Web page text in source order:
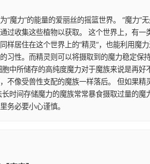
“魔力”的能量的爱丽丝的摇篮世界。 “魔力
过收集这些植物以获取。 这个世界上，有
样居住在这个世界上的“精灵”，也能利用
习性。而精灵则可以将摄取到的魔力稳定
中所储存的高纯度魔力对于魔族来说是再
不像受兽性支配的魔族一样落后。 但如果
时间存储魔力的魔族常常暴食摄取过量的
务必要小心谨慎。